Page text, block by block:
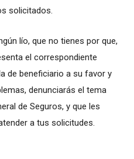
solicitados.
lío, que no tienes por que,
el correspondiente
de beneficiario a su favor y
denunciarás el tema
de Seguros, y que les
a tus solicitudes.